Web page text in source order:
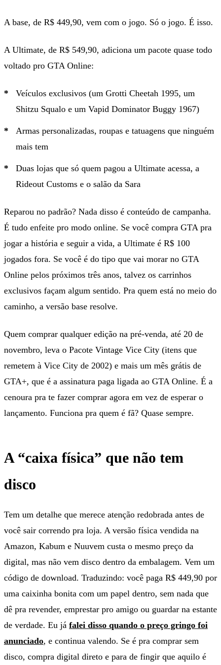
A base, de R$ 449,90, vem com o jogo. Só o jogo. É isso.
A Ultimate, de R$ 549,90, adiciona um pacote quase todo
voltado pro GTA Online:
Veículos exclusivos (um Grotti Cheetah 1995, um
Shitzu Squalo e um Vapid Dominator Buggy 1967)
Armas personalizadas, roupas e tatuagens que ninguém
mais tem
Duas lojas que só quem pagou a Ultimate acessa, a
Rideout Customs e o salão da Sara
Reparou no padrão? Nada disso é conteúdo de campanha.
É tudo enfeite pro modo online. Se você compra GTA pra
jogar a história e seguir a vida, a Ultimate é R$ 100
jogados fora. Se você é do tipo que vai morar no GTA
Online pelos próximos três anos, talvez os carrinhos
exclusivos façam algum sentido. Pra quem está no meio do
caminho, a versão base resolve.
Quem comprar qualquer edição na pré-venda, até 20 de
novembro, leva o Pacote Vintage Vice City (itens que
remetem à Vice City de 2002) e mais um mês grátis de
GTA+, que é a assinatura paga ligada ao GTA Online. É a
cenoura pra te fazer comprar agora em vez de esperar o
lançamento. Funciona pra quem é fã? Quase sempre.
A “caixa física” que não tem
disco
Tem um detalhe que merece atenção redobrada antes de
você sair correndo pra loja. A versão física vendida na
Amazon, Kabum e Nuuvem custa o mesmo preço da
digital, mas não vem disco dentro da embalagem. Vem um
código de download. Traduzindo: você paga R$ 449,90 por
uma caixinha bonita com um papel dentro, sem nada que
dê pra revender, emprestar pro amigo ou guardar na estante
de verdade. Eu já falei disso quando o preço gringo foi
anunciado, e continua valendo. Se é pra comprar sem
disco, compra digital direto e para de fingir que aquilo é